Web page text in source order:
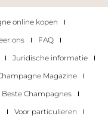
online kopen
ons
FAQ
Juridische informatie
Magazine
Beste Champagnes
Voor particulieren